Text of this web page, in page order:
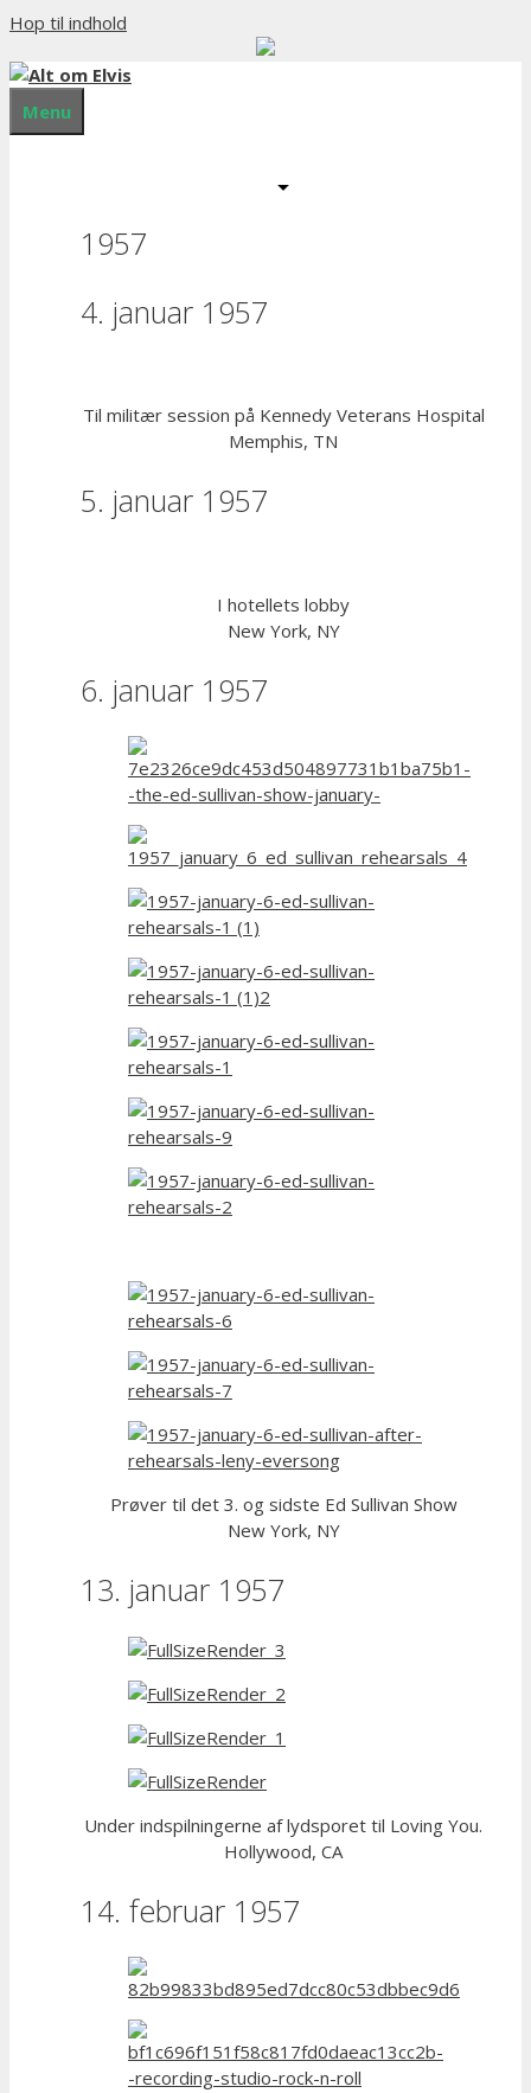
Hop til indhold
Menu
1957
4. januar 1957
Til militær session på Kennedy Veterans Hospital
Memphis, TN
5. januar 1957
I hotellets lobby
New York, NY
6. januar 1957
Prøver til det 3. og sidste Ed Sullivan Show
New York, NY
13. januar 1957
Under indspilningerne af lydsporet til Loving You.
Hollywood, CA
14. februar 1957